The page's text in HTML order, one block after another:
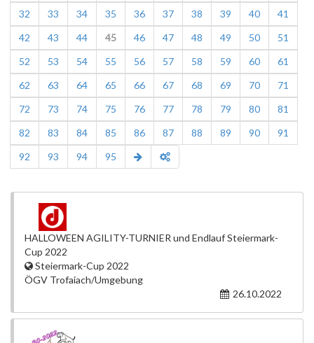
32
33 34 35 36 37 38 39 40
41
42
43 44 45 46 47 48 49 50
51
52
53 54 55 56 57 58 59 60
61
62
63 64 65 66 67 68 69 70
71
72
73 74 75 76 77 78 79 80
81
82
83 84 85 86 87 88 89 90
91
92
93 94 95
HALLOWEEN AGILITY-TURNIER und Endlauf Steiermark-
Cup 2022
Steiermark-Cup 2022
ÖGV Trofaiach/Umgebung
26.10.2022